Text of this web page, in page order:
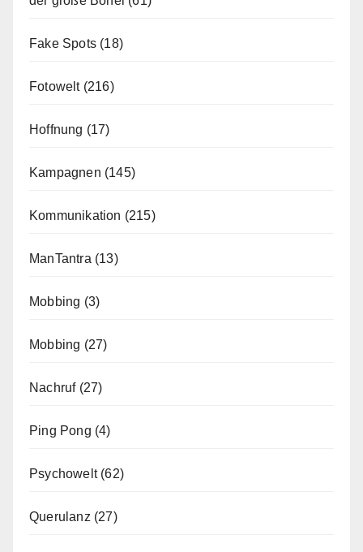
Fake Spots (18)
Fotowelt(216)
Hoffnung (17)
Kampagnen (145)
Kommunikation (215)
ManTantra (13)
Mobbing (3)
Mobbing (27)
Nachruf(27)
Ping Pong (4)
Psychowelt(62)
Querulanz (27)